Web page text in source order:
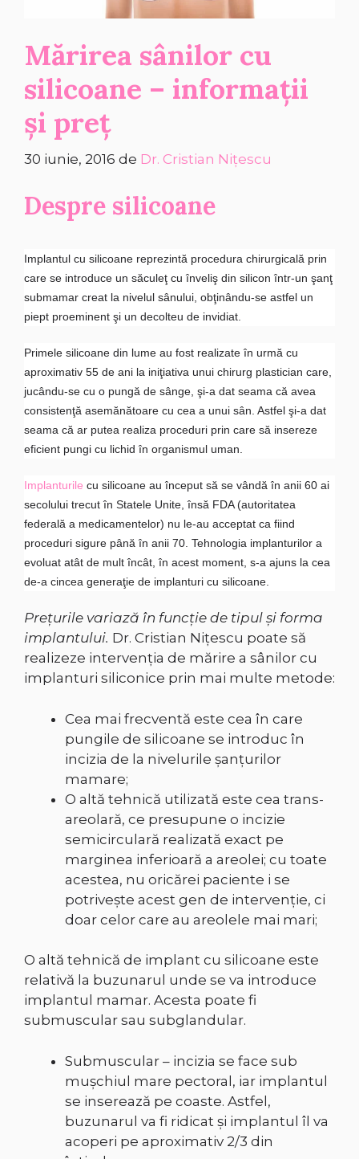
Mărirea sânilor cu
silicoane – informații
și preț
30 iunie, 2016 de Dr. Cristian Nițescu
Despre silicoane
Implantul cu silicoane reprezintă procedura chirurgicală prin
care se introduce un săculeţ cu înveliş din silicon într-un şanţ
submamar creat la nivelul sânului, obţinându-se astfel un
piept proeminent şi un decolteu de invidiat.
Primele silicoane din lume au fost realizate în urmă cu
aproximativ 55 de ani la iniţiativa unui chirurg plastician care,
jucându-se cu o pungă de sânge, şi-a dat seama că avea
consistenţă asemănătoare cu cea a unui sân. Astfel şi-a dat
seama că ar putea realiza proceduri prin care să insereze
eficient pungi cu lichid în organismul uman.
Implanturile cu silicoane au început să se vândă în anii 60 ai
secolului trecut în Statele Unite, însă FDA (autoritatea
federală a medicamentelor) nu le-au acceptat ca fiind
proceduri sigure până în anii 70. Tehnologia implanturilor a
evoluat atât de mult încât, în acest moment, s-a ajuns la cea
de-a cincea generaţie de implanturi cu silicoane.
Prețurile variază în funcție de tipul și forma
implantului. Dr. Cristian Niţescu poate să
realizeze intervenţia de mărire a sânilor cu
implanturi siliconice prin mai multe metode:
Cea mai frecventă este cea în care
pungile de silicoane se introduc în
incizia de la nivelurile şanţurilor
mamare;
O altă tehnică utilizată este cea trans-
areolară, ce presupune o incizie
semicirculară realizată exact pe
marginea inferioară a areolei; cu toate
acestea, nu oricărei paciente i se
potriveşte acest gen de intervenţie, ci
doar celor care au areolele mai mari;
O altă tehnică de implant cu silicoane este
relativă la buzunarul unde se va introduce
implantul mamar. Acesta poate fi
submuscular sau subglandular.
Submuscular – incizia se face sub
muşchiul mare pectoral, iar implantul
se inserează pe coaste. Astfel,
buzunarul va fi ridicat şi implantul îl va
acoperi pe aproximativ 2/3 din